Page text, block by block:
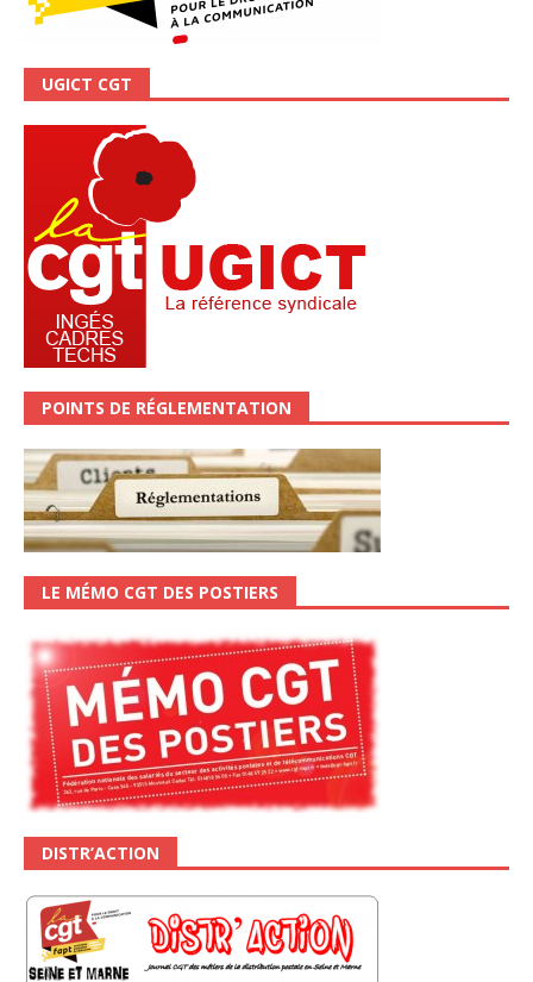
UGICT CGT
POINTS DE RÉGLEMENTATION
LE MÉMO CGT DES POSTIERS
DISTR’ACTION